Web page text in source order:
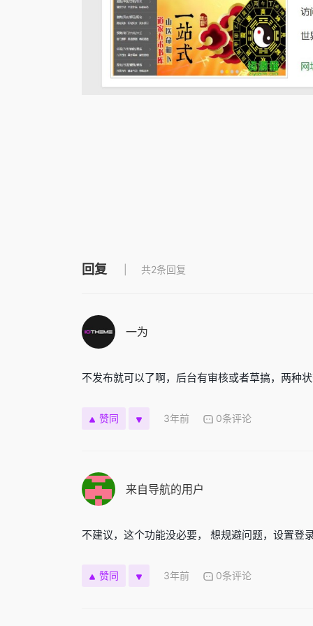
回复 共2条回复
一为
不发布就可以了啊，后台有审核或者草搞，两种
赞同 3年前 0条评论
来自导航的用户
不建议，这个功能没必要， 想规避问题，设置登
赞同 3年前 0条评论